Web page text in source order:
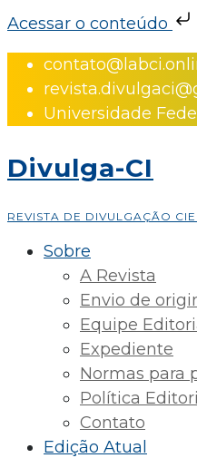
Acessar o conteúdo
Skip
contentUniversidade
Divulga-CI
REVISTA DE DIVULGAÇÃO
Sobre
A Revista
Envio de
Equipe
Expediente
Normas para
Política
Contato
Edição Atual